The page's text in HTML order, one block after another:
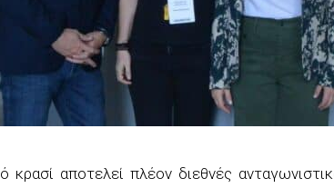
κρασί αποτελεί πλέον διεθνές